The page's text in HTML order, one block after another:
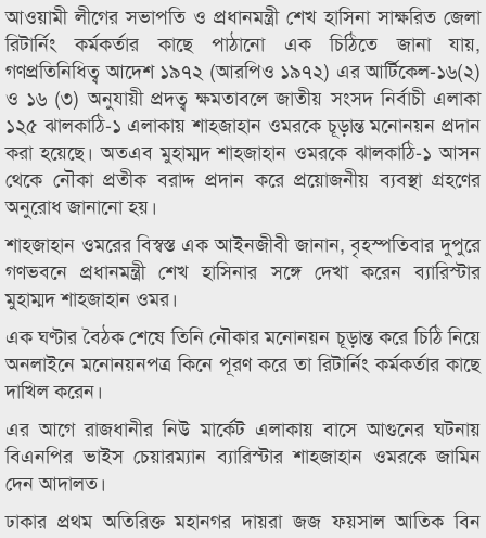
আওয়ামী লীগের সভাপতি ও প্রধানমন্ত্রী শেখ হাসিনা সাক্ষরিত জেলা
রিটার্নিং কর্মকর্তার কাছে পাঠানো এক চিঠিতে জানা যায়,
গণপ্রতিনিধিত্ব আদেশ ১৯৭২ (আরপিও ১৯৭২) এর আর্টিকেল-১৬(২)
ও ১৬ (৩) অনুযায়ী প্রদত্ব ক্ষমতাবলে জাতীয় সংসদ নির্বাচী এলাকা
১২৫ ঝালকাঠি-১ এলাকায় শাহজাহান ওমরকে চূড়ান্ত মনোনয়ন প্রদান
করা হয়েছে। অতএব মুহাম্মদ শাহজাহান ওমরকে ঝালকাঠি-১ আসন
থেকে নৌকা প্রতীক বরাদ্দ প্রদান করে প্রয়োজনীয় ব্যবস্থা গ্রহণের
অনুরোধ জানানো হয়।
শাহজাহান ওমরের বিস্বস্ত এক আইনজীবী জানান, বৃহস্পতিবার দুপুরে
গণভবনে প্রধানমন্ত্রী শেখ হাসিনার সঙ্গে দেখা করেন ব্যারিস্টার
মুহাম্মদ শাহজাহান ওমর।
এক ঘণ্টার বৈঠক শেষে তিনি নৌকার মনোনয়ন চূড়ান্ত করে চিঠি নিয়ে
অনলাইনে মনোনয়নপত্র কিনে পূরণ করে তা রিটার্নিং কর্মকর্তার কাছে
দাখিল করেন।
এর আগে রাজধানীর নিউ মার্কেট এলাকায় বাসে আগুনের ঘটনায়
বিএনপির ভাইস চেয়ারম্যান ব্যারিস্টার শাহজাহান ওমরকে জামিন
দেন আদালত।
ঢাকার প্রথম অতিরিক্ত মহানগর দায়রা জজ ফয়সাল আতিক বিন